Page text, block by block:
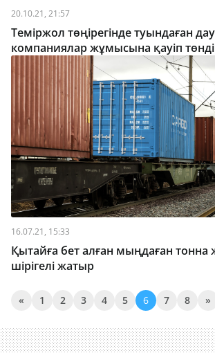
20.10.21, 21:57
Теміржол төңірегінде туындаған дау
компаниялар жұмысына қауіп
16.07.21, 15:33
Қытайға бет алған мыңдаған
шірігелі жатыр
« 1 2 3 4 5 6 7 8 »